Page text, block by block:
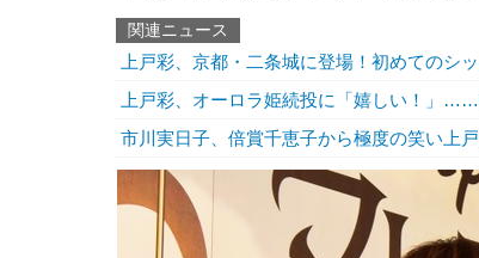
関連ニュース
上戸彩、京都・二条城に登場！初めてのシ
上戸彩、オーロラ姫続投に「嬉しい！」
市川実日子、倍賞千恵子から極度の笑い上